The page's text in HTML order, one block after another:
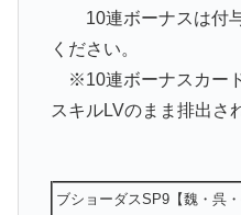
10連ボーナスは付与
ください。
※10連ボーナスカー
スキルLVのまま排出さ
ブショーダスSP9【魏・呉